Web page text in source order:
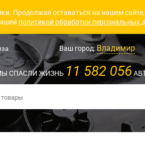
Продолжая оставаться на нашем
политикой обработки персональных
Ваш город:Владимир
СПАСЛИ ЖИЗНЬ 11 582 056